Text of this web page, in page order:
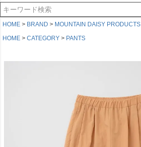
HOME BRAND
MOUNTAIN DAISY PRODUCTS
HOME
CATEGORY PANTS